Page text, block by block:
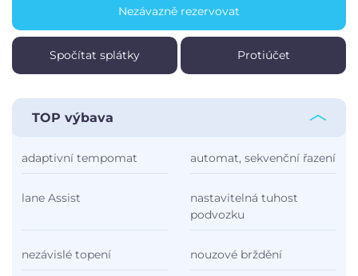
Spočítat splátky Protiúčet
Nezávazně rezervovat
TOP výbava
adaptivní tempomat automat, sekvenční řazení
lane Assist
nastavitelná tuhost
podvozku
nezávislé topení nouzové brždění